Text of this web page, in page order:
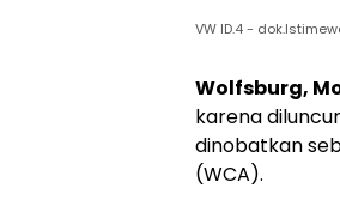
VW ID.4 -
Wolfsburg,
karena
dinobatkan
(WCA).